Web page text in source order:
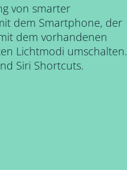
von smarter
dem Smartphone, der
dem vorhandenen
Lichtmodi umschalten.
Siri Shortcuts.